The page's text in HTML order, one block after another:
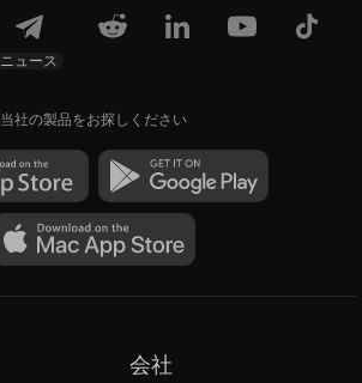
ニュース
当社の製品をお探しください
会社